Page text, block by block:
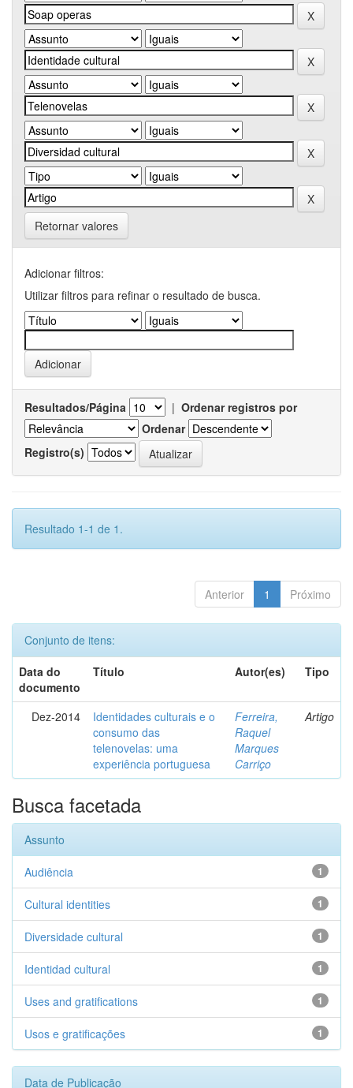
Retornar valores
Adicionar filtros:
Utilizar filtros para refinar o resultado de busca.
Resultados/Página | Ordenar registros por
Ordenar
Registro(s)
Resultado 1-1 de 1.
Anterior 1 Próximo
Conjunto de itens:
Data do
documento
Título Autor(es) Tipo
Dez-2014
Identidades culturais e o
consumo das
telenovelas: uma
experiência portuguesa
Ferreira,
Raquel
Marques
Carriço
Artigo
Busca facetada
Assunto
1
Audiência
1
Cultural identities
1
Diversidade cultural
1
Identidad cultural
1
Uses and gratifications
1
Usos e gratificações
Data de Publicação